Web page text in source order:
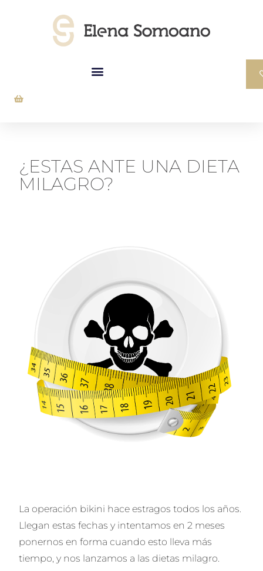
¿ESTAS ANTE UNA DIETA
MILAGRO?
La operación bikini hace estragos todos los años.
Llegan estas fechas y intentamos en 2 meses
ponernos en forma cuando esto lleva más
tiempo, y nos lanzamos a las dietas milagro.